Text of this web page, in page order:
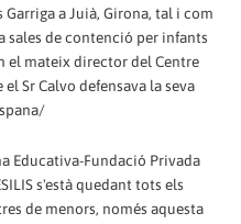
a Juià, Girona, tal i com
sales de contenció per infants
el mateix director del Centre
Sr Calvo defensava la seva
Educativa-Fundació Privada
s'està quedant tots els
de menors, només aquesta